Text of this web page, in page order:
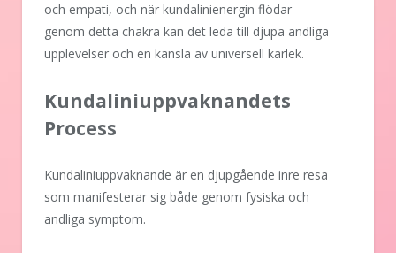
och empati, och när kundalinienergin flödar
genom detta chakra kan det leda till djupa andliga
upplevelser och en känsla av universell kärlek.
Kundaliniuppvaknandets
Process
Kundaliniuppvaknande är en djupgående inre resa
som manifesterar sig både genom fysiska och
andliga symptom.